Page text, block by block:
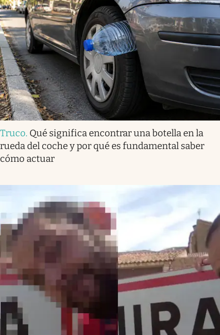
Truco. Qué significa encontrar una botella en la
rueda del coche y por qué es fundamental saber
cómo actuar